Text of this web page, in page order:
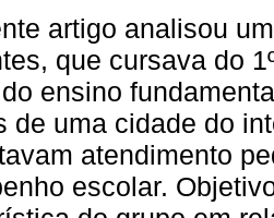
artigo analisou
que cursava do
ensino
de uma cidade do
atendimento
escolar.